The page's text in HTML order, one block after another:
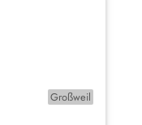
Großweil